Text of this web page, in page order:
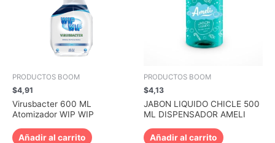
PRODUCTOS BOOM
$4,91
Virusbacter 600 ML
Atomizador WIP WIP
Añadir al carrito
PRODUCTOS BOOM
$4,13
JABON LIQUIDO CHICLE 500
ML DISPENSADOR AMELI
Añadir al carrito